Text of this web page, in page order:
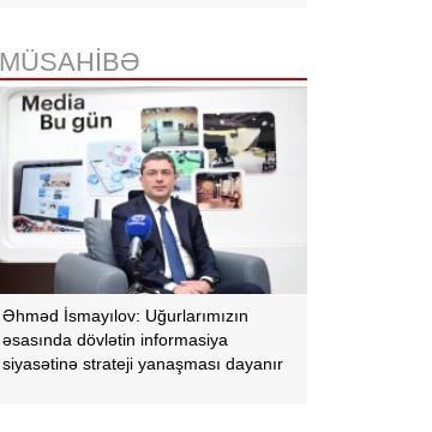
niyyətində deyil
MÜSAHİBƏ
Əhməd İsmayılov: Uğurlarımızın
əsasında dövlətin informasiya
siyasətinə strateji yanaşması dayanır